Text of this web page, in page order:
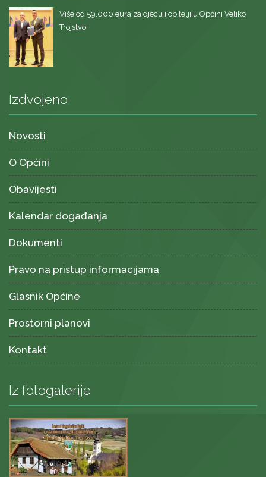
Više od 59.000 eura za djecu i obitelji u Općini Veliko
Trojstvo
Izdvojeno
Novosti
O Općini
Obavijesti
Kalendar događanja
Dokumenti
Pravo na pristup informacijama
Glasnik Općine
Prostorni planovi
Kontakt
Iz fotogalerije